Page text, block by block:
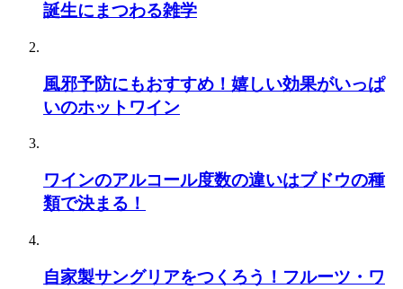
誕生にまつわる雑学
風邪予防にもおすすめ！嬉しい効果がいっぱ
いのホットワイン
ワインのアルコール度数の違いはブドウの種
類で決まる！
自家製サングリアをつくろう！フルーツ・ワ